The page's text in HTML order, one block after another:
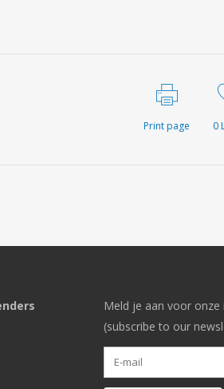
Print page 0
Meld je aan voor onze
(subscribe to our